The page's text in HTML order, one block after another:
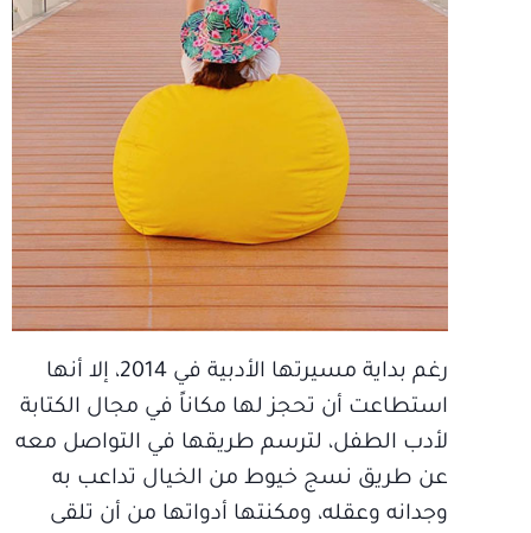
رغم بداية مسيرتها الأدبية في 2014، إلا أنها
استطاعت أن تحجز لها مكاناً في مجال الكتابة
لأدب الطفل، لترسم طريقها في التواصل معه
عن طريق نسج خيوط من الخيال تداعب به
وجدانه وعقله، ومكنتها أدواتها من أن تلقى